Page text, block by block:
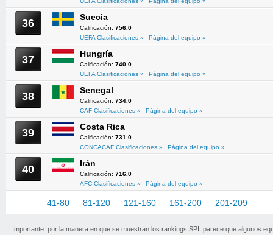
36 Suecia
Calificación: 756.0
UEFA Clasificaciones »
Página del equipo »
37 Hungría
Calificación: 740.0
UEFA Clasificaciones »
Página del equipo »
38 Senegal
Calificación: 734.0
CAF Clasificaciones »
Página del equipo »
39 Costa Rica
Calificación: 731.0
CONCACAF Clasificaciones »
Página del equipo »
40 Irán
Calificación: 716.0
AFC Clasificaciones »
Página del equipo »
41-80 81-120 121-160 161-200 201-209
Importante: por la manera en que se muestran los rankings SPI, parece que algunos